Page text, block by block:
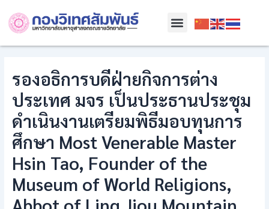
content
Menu
รองอธิการบดีฝ่ายกิจการต่าง
ประเทศ มจร เป็นประธานประชุม
ดำเนินงานเตรียมพิธีมอบทุนการ
ศึกษา Most Venerable Master
Hsin Tao, Founder of the
Museum of World Religions,
navigation